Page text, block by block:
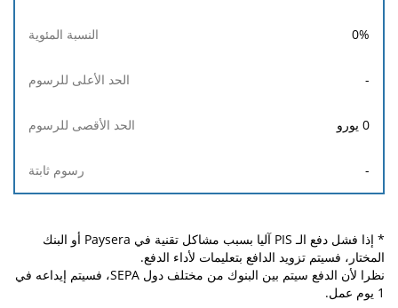
0%
-
0 يورو
-
* إذا فشل دفع الـ PIS آليا بسبب مشاكل تقنية في Paysera أو البنك
المختار، فسيتم تزويد الدافع بتعليمات لأداء الدفع.
نظرا لأن الدفع سيتم بين البنوك من مختلف دول SEPA، فسيتم إيداعه في
1 يوم عمل.